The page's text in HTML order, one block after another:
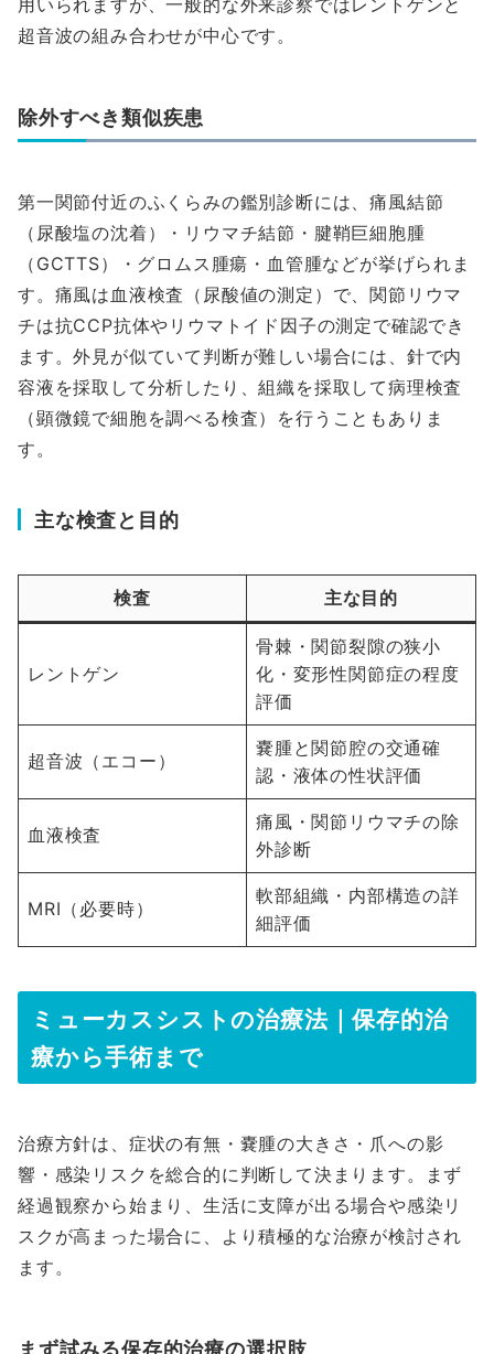
用いられますが、一般的な外来診察ではレントゲンと
超音波の組み合わせが中心です。
除外すべき類似疾患
第一関節付近のふくらみの鑑別診断には、痛風結節
（尿酸塩の沈着）・リウマチ結節・腱鞘巨細胞腫
（GCTTS）・グロムス腫瘍・血管腫などが挙げられま
す。痛風は血液検査（尿酸値の測定）で、関節リウマ
チは抗CCP抗体やリウマトイド因子の測定で確認でき
ます。外見が似ていて判断が難しい場合には、針で内
容液を採取して分析したり、組織を採取して病理検査
（顕微鏡で細胞を調べる検査）を行うこともありま
す。
主な検査と目的
検査 主な目的
レントゲン
骨棘・関節裂隙の狭小
化・変形性関節症の程度
評価
超音波（エコー）
嚢腫と関節腔の交通確
認・液体の性状評価
血液検査
痛風・関節リウマチの除
外診断
MRI（必要時）
軟部組織・内部構造の詳
細評価
ミューカスシストの治療法｜保存的治
療から手術まで
治療方針は、症状の有無・嚢腫の大きさ・爪への影
響・感染リスクを総合的に判断して決まります。まず
経過観察から始まり、生活に支障が出る場合や感染リ
スクが高まった場合に、より積極的な治療が検討され
ます。
まず試みる保存的治療の選択肢